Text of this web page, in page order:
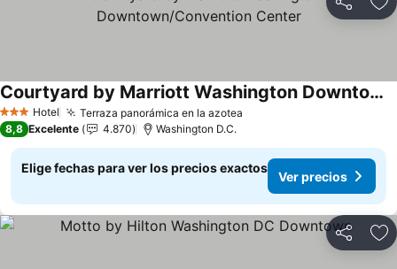
Compartir
3 Estrellas
Hotel Terraza panorámica en la azotea
Courtyard by Marriott Washington Downtown/Convention Center
Ver precios
8,8 Excelente 4.870 Washington D.C.
Elige fechas para ver los precios exactos
Ver precios
Compartir